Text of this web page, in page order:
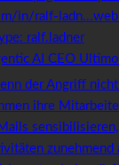
AI CEO Ultimo